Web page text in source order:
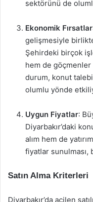
sektörünü de
Ekonomik Fırsatlar
gelişmesiyle
Şehirdeki birçok
hem de göçmenler
durum, konut
olumlu yönde
Uygun Fiyatlar:
Diyarbakır’daki
alım hem de
fiyatlar sunulması,
Satın Alma Kriterleri
Diyarbakır’da acilen